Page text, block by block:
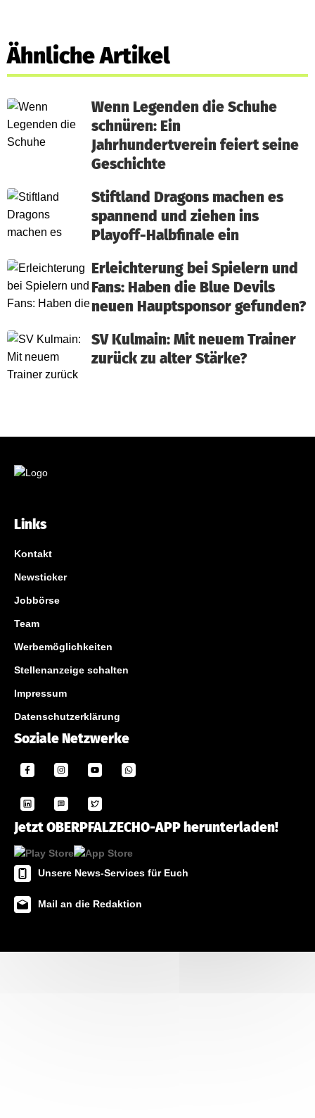
Ähnliche Artikel
Wenn Legenden die Schuhe
schnüren: Ein
Jahrhundertverein feiert seine
Geschichte
Stiftland Dragons machen es
spannend und ziehen ins
Playoff-Halbfinale ein
Erleichterung bei Spielern und
Fans: Haben die Blue Devils
neuen Hauptsponsor gefunden?
SV Kulmain: Mit neuem Trainer
zurück zu alter Stärke?
Links
Kontakt
Newsticker
Jobbörse
Team
Werbemöglichkeiten
Stellenanzeige schalten
Impressum
Datenschutzerklärung
Soziale Netzwerke
Jetzt OBERPFALZECHO-APP herunterladen!
Unsere News-Services für Euch
Mail an die Redaktion